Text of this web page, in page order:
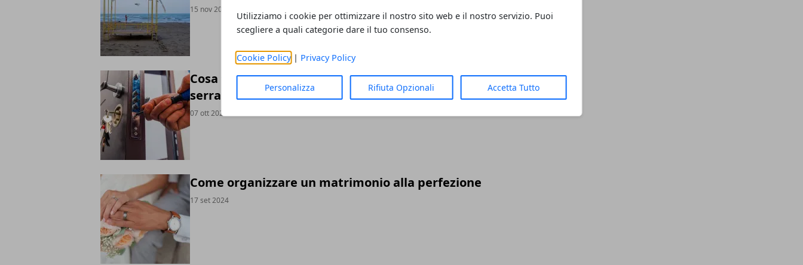
Utilizziamo i cookie per ottimizzare il nostro sito web e il nostro servizio. Puoi
scegliere a quali categorie dare il tuo consenso.
Cookie Policy| Privacy Policy
Personalizza Rifiuta Opzionali Accetta Tutto
15 nov 2024
Cosa fare quando rimane la chiave spezzata nella
serratura
07 ott 2024
Come organizzare un matrimonio alla perfezione
17 set 2024